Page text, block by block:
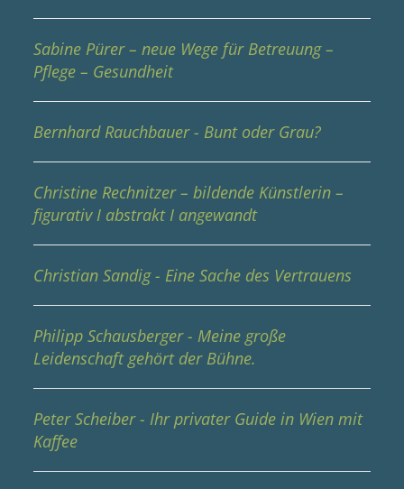
Sabine Pürer – neue Wege für Betreuung –
Pflege – Gesundheit
Bernhard Rauchbauer - Bunt oder Grau?
Christine Rechnitzer – bildende Künstlerin –
figurativ I abstrakt I angewandt
Christian Sandig - Eine Sache des Vertrauens
Philipp Schausberger - Meine große
Leidenschaft gehört der Bühne.
Peter Scheiber - Ihr privater Guide in Wien mit
Kaffee